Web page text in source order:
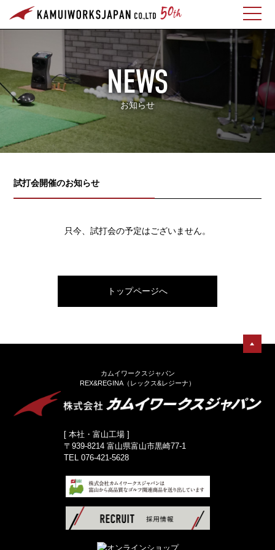
NEWS
お知らせ
試打会開催のお知らせ
只今、試打会の予定はございません。
トップページへ
カムイワークスジャパン
REX&REGINA（レックス&レジーナ）
[ 本社・富山工場 ]
〒939-8214 富山県富山市黒崎77-1
TEL 076-421-5628